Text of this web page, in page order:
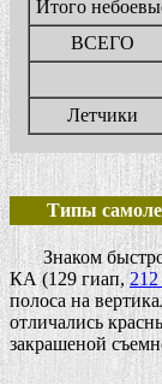
Итого
ВСЕГО
Летчики
Типы
Знаком
КА (129 гиап,212
полоса на
отличались
закрашеной